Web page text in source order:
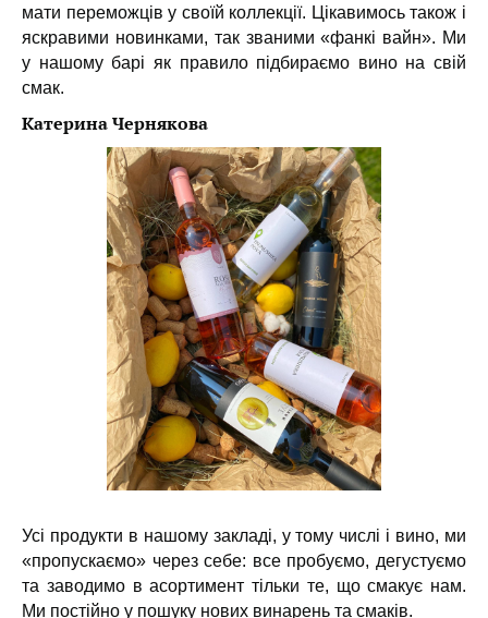
мати переможців у своїй коллекції. Цікавимось також і
яскравими новинками, так званими «фанкі вайн». Ми
у нашому барі як правило підбираємо вино на свій
смак.
Катерина Чернякова
Усі продукти в нашому закладі, у тому числі і вино, ми
«пропускаємо» через себе: все пробуємо, дегустуємо
та заводимо в асортимент тільки те, що смакує нам.
Ми постійно у пошуку нових винарень та смаків.